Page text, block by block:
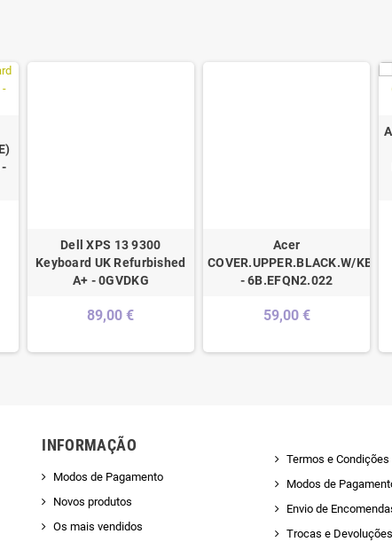
Dell XPS 13 9300
Keyboard UK Refurbished
A+ - 0GVDKG
89,00 €
Acer
COVER.UPPER.BLACK.W/
- 6B.EFQN2.022
59,00 €
INFORMAÇÃO
Modos de Pagamento
Novos produtos
Os mais vendidos
Termos e Condições
Modos de
Envio de
Trocas e Devoluções